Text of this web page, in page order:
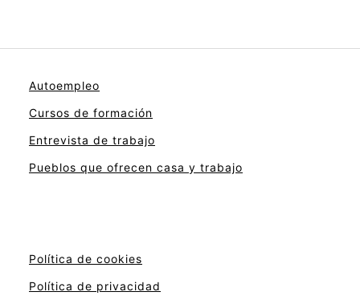
Autoempleo
Cursos de formación
Entrevista de trabajo
Pueblos que ofrecen casa y trabajo
Política de cookies
Política de privacidad